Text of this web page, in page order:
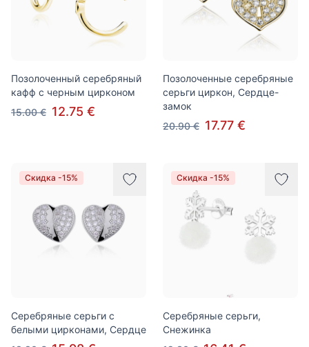
Позолоченный серебряный
кафф с черным цирконом
15.00 € 12.75 €
Позолоченные серебряные
серьги циркон, Сердце-
замок
20.90 € 17.77 €
Скидка -15%
Серебряные серьги с
белыми цирконами, Сердце
Скидка -15%
Серебряные серьги,
Снежинка